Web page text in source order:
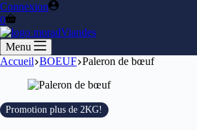
Connexion
0
Menu
Accueil BOEUF Paleron de bœuf
Promotion plus de 2KG!